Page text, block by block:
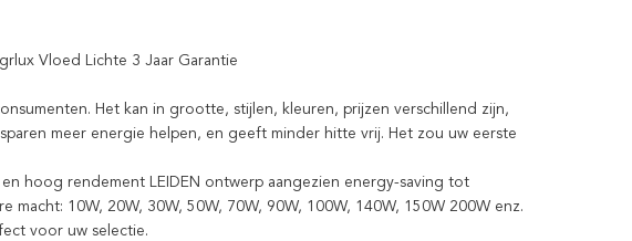
Vloed Lichte 3 Jaar Garantie
Het kan in grootte, stijlen, kleuren, prijzen verschillend zijn,
meer energie helpen, en geeft minder hitte vrij. Het zou uw eerste
hoog rendement LEIDEN ontwerp aangezien energy-saving tot
macht: 10W, 20W, 30W, 50W, 70W, 90W, 100W, 140W, 150W 200W enz.
voor uw selectie.